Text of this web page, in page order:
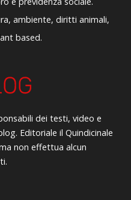
ambiente, diritti animali,
based.
dei testi, video e
Editoriale il Quindicinale
non effettua alcun